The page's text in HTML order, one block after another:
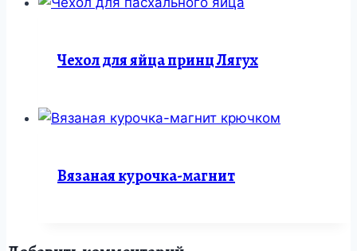
Чехол для яйца принц Лягух
Вязаная курочка-магнит